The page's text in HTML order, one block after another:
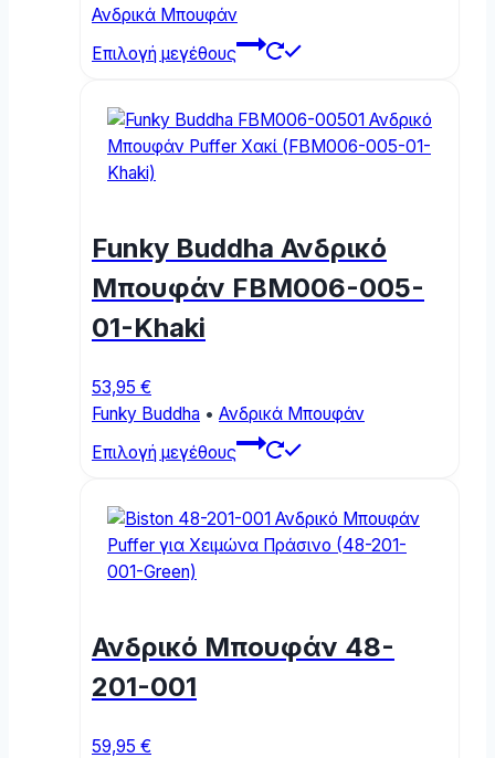
Ανδρικά Μπουφάν
Επιλογή μεγέθους
multiple
variants.
be
chosen
on
Funky Buddha Ανδρικό
Μπουφάν FBM006-005-
01-Khaki
53,95 €
Funky Buddha • Ανδρικά Μπουφάν
Επιλογή μεγέθους
multiple
variants.
be
Ανδρικό Μπουφάν 48-
201-001
59,95 €